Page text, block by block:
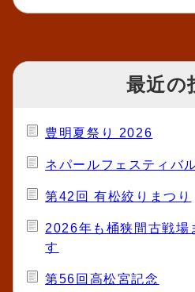
最近の
豊明夏祭り 2026
ネパールフェスティバ
第42回 有松絞りまつり
2026年も桶狭間古戦場
す
第56回高松宮記念